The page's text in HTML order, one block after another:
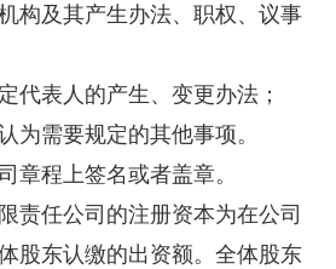
及其产生办法、职权、议事
表人的产生、变更办法；
需要规定的其他事项。
程上签名或者盖章。
任公司的注册资本为在公司
股东认缴的出资额。全体股东